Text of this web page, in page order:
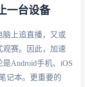
一台设备
脑上追直播，又或
观赛。因此，加速
Android手机、iOS
记本。更重要的